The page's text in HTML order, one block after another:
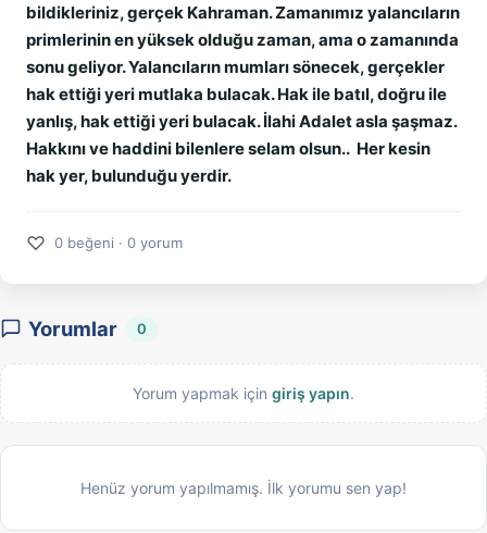
bildikleriniz, gerçek Kahraman. Zamanımız yalancıların
primlerinin en yüksek olduğu zaman, ama o zamanında
sonu geliyor. Yalancıların mumları sönecek, gerçekler
hak ettiği yeri mutlaka bulacak. Hak ile batıl, doğru ile
yanlış, hak ettiği yeri bulacak. İlahi Adalet asla şaşmaz.
Hakkını ve haddini bilenlere selam olsun.. Her kesin
hak yer, bulunduğu yerdir.
♡ 0 beğeni · 0 yorum
Yorumlar 0
Yorum yapmak için giriş yapın.
Henüz yorum yapılmamış. İlk yorumu sen yap!